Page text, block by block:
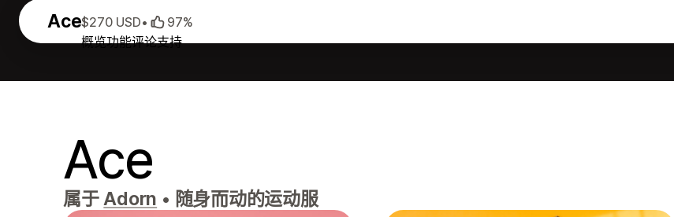
Ace
概览功能评论支持
$270 USD• 97%
Ace
属于Adorn • 随身而动的运动服